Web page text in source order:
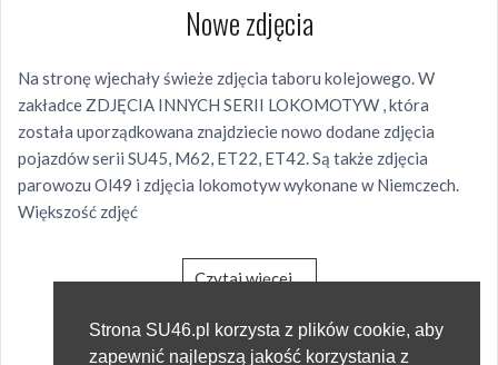
Nowe zdjęcia
Na stronę wjechały świeże zdjęcia taboru kolejowego. W
zakładce ZDJĘCIA INNYCH SERII LOKOMOTYW , która
została uporządkowana znajdziecie nowo dodane zdjęcia
pojazdów serii SU45, M62, ET22, ET42. Są także zdjęcia
parowozu Ol49 i zdjęcia lokomotyw wykonane w Niemczech.
Większość zdjęć
Czytaj więcej…
731 wyświetlenia
Strona SU46.pl korzysta z plików cookie, aby
zapewnić najlepszą jakość korzystania z